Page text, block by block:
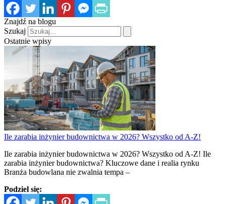
Znajdź na blogu
Szukaj
Ostatnie wpisy
Ile zarabia inżynier budownictwa w 2026? Wszystko od A-Z!
Ile zarabia inżynier budownictwa w 2026? Wszystko od A-Z! Ile
zarabia inżynier budownictwa? Kluczowe dane i realia rynku
Branża budowlana nie zwalnia tempa –
Podziel się: